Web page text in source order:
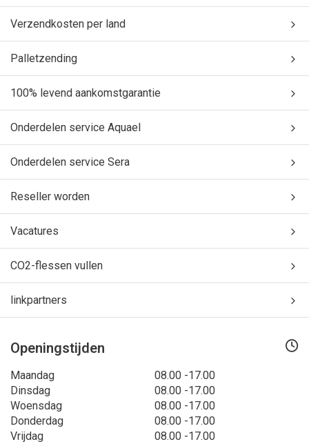
Verzendkosten per land
Palletzending
100% levend aankomstgarantie
Onderdelen service Aquael
Onderdelen service Sera
Reseller worden
Vacatures
CO2-flessen vullen
linkpartners
Openingstijden
Maandag
08.00 -17.00
Dinsdag
08.00 -17.00
Woensdag
08.00 -17.00
Donderdag
08.00 -17.00
Vrijdag
08.00 -17.00